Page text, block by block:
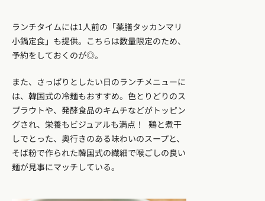
ランチタイムには1人前の「薬膳タッカンマリ
小鍋定食」も提供。こちらは数量限定のため、
予約をしておくのが◎。
また、さっぱりとしたい日のランチメニューに
は、韓国式の冷麺もおすすめ。色とりどりのス
プラウトや、発酵食品のキムチなどがトッピン
グされ、栄養もビジュアルも満点！ 鶏と煮干
しでとった、奥行きのある味わいのスープと、
そば粉で作られた韓国式の繊細で喉ごしの良い
麺が見事にマッチしている。